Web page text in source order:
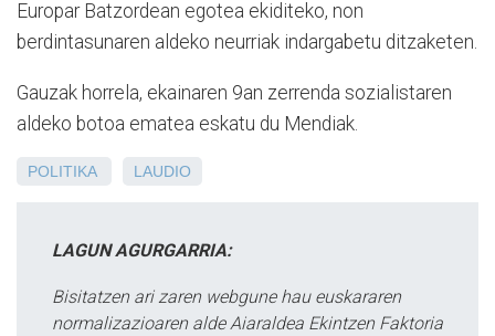
Europar Batzordean egotea ekiditeko, non
berdintasunaren aldeko neurriak indargabetu ditzaketen.
Gauzak horrela, ekainaren 9an zerrenda sozialistaren
aldeko botoa ematea eskatu du Mendiak.
POLITIKA LAUDIO
LAGUN AGURGARRIA:
Bisitatzen ari zaren webgune hau euskararen
normalizazioaren alde Aiaraldea Ekintzen Faktoria